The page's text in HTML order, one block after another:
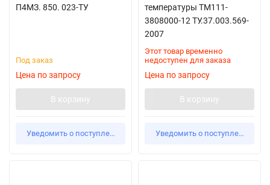
П4МЗ. 850. 023-ТУ
Под заказ
Цена по запросу
В корзину
Уведомить о поступлении
температуры ТМ111-
3808000-12 ТУ.37.003.569-
2007
Этот товар временно
недоступен для заказа
Цена по запросу
В корзину
Уведомить о поступлении